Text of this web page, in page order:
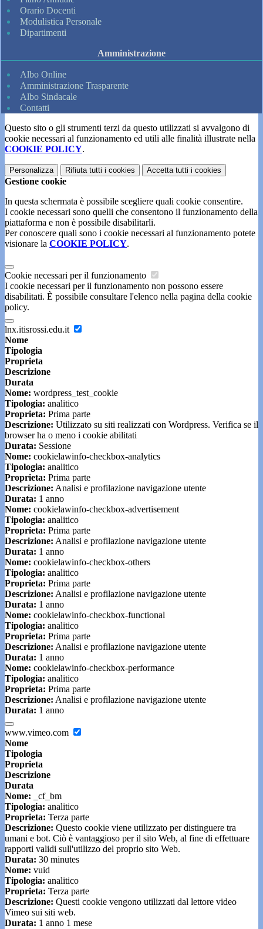
Orario Docenti
Modulistica Personale
Dipartimenti
Amministrazione
Albo Online
Amministrazione Trasparente
Albo Sindacale
Contatti
Questo sito o gli strumenti terzi da questo utilizzati si avvalgono di
cookie necessari al funzionamento ed utili alle finalità illustrate nella
COOKIE POLICY.
Personalizza Rifiuta tutti i cookies Accetta tutti i cookies
Gestione cookie
In questa schermata è possibile scegliere quali cookie consentire.
I cookie necessari sono quelli che consentono il funzionamento della
piattaforma e non è possibile disabilitarli.
Per conoscere quali sono i cookie necessari al funzionamento potete
visionare la COOKIE POLICY.
Cookie necessari per il funzionamento
I cookie necessari per il funzionamento non possono essere
disabilitati. È possibile consultare l'elenco nella pagina della cookie
policy.
lnx.itisrossi.edu.it
Nome
Tipologia
Proprieta
Descrizione
Durata
Nome: wordpress_test_cookie
Tipologia: analitico
Proprieta: Prima parte
Descrizione: Utilizzato su siti realizzati con Wordpress. Verifica se il
browser ha o meno i cookie abilitati
Durata: Sessione
Nome: cookielawinfo-checkbox-analytics
Tipologia: analitico
Proprieta: Prima parte
Descrizione: Analisi e profilazione navigazione utente
Durata: 1 anno
Nome: cookielawinfo-checkbox-advertisement
Tipologia: analitico
Proprieta: Prima parte
Descrizione: Analisi e profilazione navigazione utente
Durata: 1 anno
Nome: cookielawinfo-checkbox-others
Tipologia: analitico
Proprieta: Prima parte
Descrizione: Analisi e profilazione navigazione utente
Durata: 1 anno
Nome: cookielawinfo-checkbox-functional
Tipologia: analitico
Proprieta: Prima parte
Descrizione: Analisi e profilazione navigazione utente
Durata: 1 anno
Nome: cookielawinfo-checkbox-performance
Tipologia: analitico
Proprieta: Prima parte
Descrizione: Analisi e profilazione navigazione utente
Durata: 1 anno
www.vimeo.com
Nome
Tipologia
Proprieta
Descrizione
Durata
Nome: _cf_bm
Tipologia: analitico
Proprieta: Terza parte
Descrizione: Questo cookie viene utilizzato per distinguere tra
umani e bot. Ciò è vantaggioso per il sito Web, al fine di effettuare
rapporti validi sull'utilizzo del proprio sito Web.
Durata: 30 minutes
Nome: vuid
Tipologia: analitico
Proprieta: Terza parte
Descrizione: Questi cookie vengono utilizzati dal lettore video
Vimeo sui siti web.
Durata: 1 anno 1 mese